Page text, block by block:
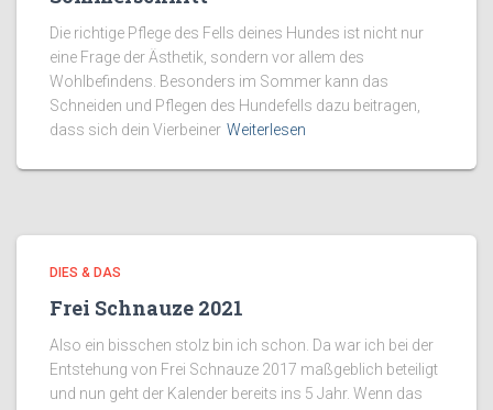
Die richtige Pflege des Fells deines Hundes ist nicht nur
eine Frage der Ästhetik, sondern vor allem des
Wohlbefindens. Besonders im Sommer kann das
Schneiden und Pflegen des Hundefells dazu beitragen,
dass sich dein Vierbeiner Weiterlesen
DIES & DAS
Frei Schnauze 2021
Also ein bisschen stolz bin ich schon. Da war ich bei der
Entstehung von Frei Schnauze 2017 maßgeblich beteiligt
und nun geht der Kalender bereits ins 5 Jahr. Wenn das